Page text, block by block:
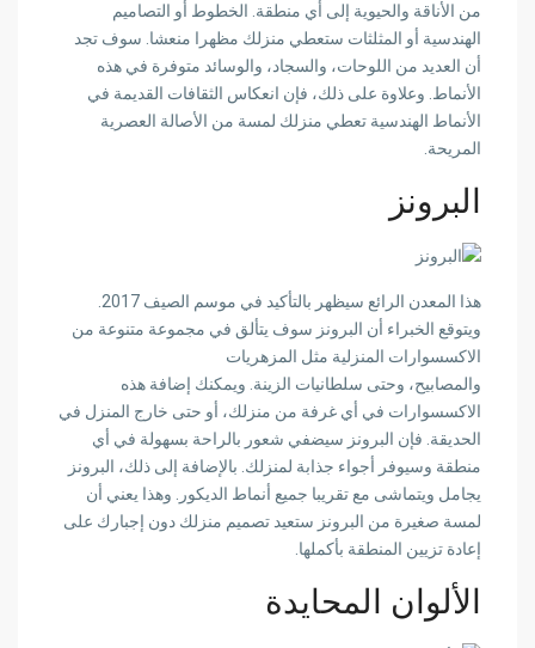
من الأناقة والحيوية إلى أي منطقة. الخطوط أو التصاميم
الهندسية أو المثلثات ستعطي منزلك مظهرا منعشا. سوف تجد
أن العديد من اللوحات، والسجاد، والوسائد متوفرة في هذه
الأنماط. وعلاوة على ذلك، فإن انعكاس الثقافات القديمة في
الأنماط الهندسية تعطي منزلك لمسة من الأصالة العصرية
المريحة.
البرونز
هذا المعدن الرائع سيظهر بالتأكيد في موسم الصيف 2017.
ويتوقع الخبراء أن البرونز سوف يتألق في مجموعة متنوعة من
الاكسسوارات المنزلية مثل المزهريات
والمصابيح، وحتى سلطانيات الزينة. ويمكنك إضافة هذه
الاكسسوارات في أي غرفة من منزلك، أو حتى خارج المنزل في
الحديقة. فإن البرونز سيضفي شعور بالراحة بسهولة في أي
منطقة وسيوفر أجواء جذابة لمنزلك. بالإضافة إلى ذلك، البرونز
يجامل ويتماشى مع تقريبا جميع أنماط الديكور . وهذا يعني أن
لمسة صغيرة من البرونز ستعيد تصميم منزلك دون إجبارك على
إعادة تزيين المنطقة بأكملها.
الألوان المحايدة